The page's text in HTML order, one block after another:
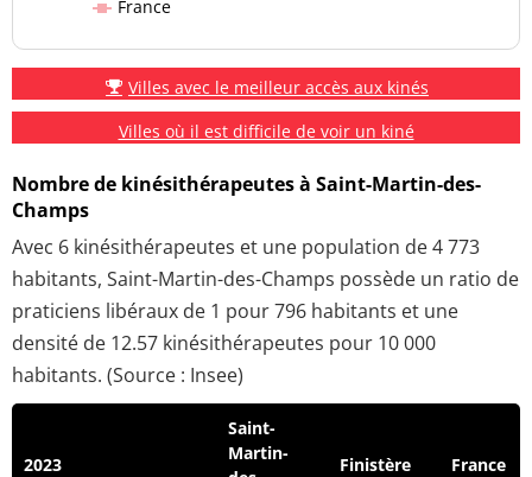
France
Villes avec le meilleur accès aux kinés
Villes où il est difficile de voir un kiné
Nombre de kinésithérapeutes à Saint-Martin-des-
Champs
Avec 6 kinésithérapeutes et une population de 4 773
habitants, Saint-Martin-des-Champs possède un ratio de
praticiens libéraux de 1 pour 796 habitants et une
densité de 12.57 kinésithérapeutes pour 10 000
habitants. (Source : Insee)
2023
Saint-
Martin-
Finistère France